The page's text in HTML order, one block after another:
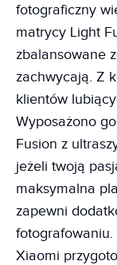
fotograficzny
matrycy Light
zbalansowane
zachwycają. Z
klientów
Wyposażono
Fusion z
jeżeli twoją
maksymalna
zapewni
Xiaomi